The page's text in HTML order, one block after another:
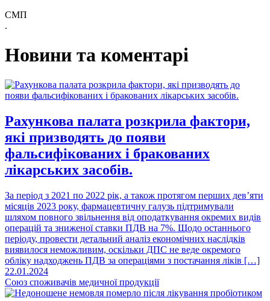
СМП
.
Новини та коментарі
Рахункова палата розкрила фактори,
які призводять до появи
фальсифікованих і бракованих
лікарських засобів.
За період з 2021 по 2022 рік, а також протягом перших дев’яти
місяців 2023 року, фармацевтичну галузь підтримували
шляхом повного звільнення від оподаткування окремих видів
операцій та зниженої ставки ПДВ на 7%. Щодо останнього
періоду, провести детальний аналіз економічних наслідків
виявилося неможливим, оскільки ДПС не веде окремого
обліку надходжень ПДВ за операціями з постачання ліків […]
22.01.2024
Союз споживачів медичної продукції